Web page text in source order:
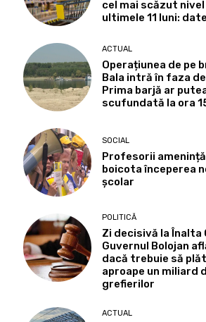
cel mai scăzut nivel
ultimele 11 luni:
ACTUAL
Operațiunea de pe
Bala intră în faza
Prima barjă ar
scufundată la ora
SOCIAL
Profesorii
boicota începerea
școlar
POLITICĂ
Zi decisivă la Înalta
Guvernul Bolojan
dacă trebuie să
aproape un miliard
grefierilor
ACTUAL